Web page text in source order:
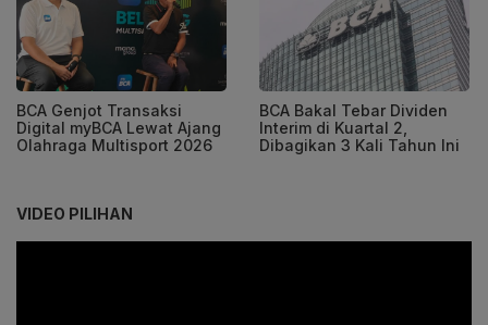
BCA Genjot Transaksi
Digital myBCA Lewat Ajang
Olahraga Multisport 2026
BCA Bakal Tebar Dividen
Interim di Kuartal 2,
Dibagikan 3 Kali Tahun Ini
VIDEO PILIHAN